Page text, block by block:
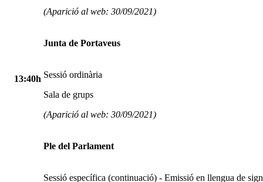
(Aparició al web: 30/09/2021)
13:40h
Junta de Portaveus
Sessió ordinària
Sala de grups
(Aparició al web: 30/09/2021)
Ple del Parlament
Sessió específica (continuació) - Emissió en llengua de